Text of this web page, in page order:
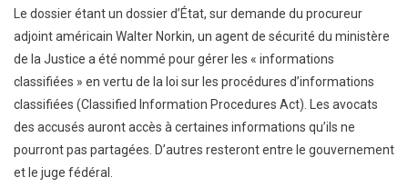
Le dossier étant un dossier d’État, sur demande du procureur
adjoint américain Walter Norkin, un agent de sécurité du ministère
de la Justice a été nommé pour gérer les « informations
classifiées » en vertu de la loi sur les procédures d’informations
classifiées (Classified Information Procedures Act). Les avocats
des accusés auront accès à certaines informations qu’ils ne
pourront pas partagées. D’autres resteront entre le gouvernement
et le juge fédéral.